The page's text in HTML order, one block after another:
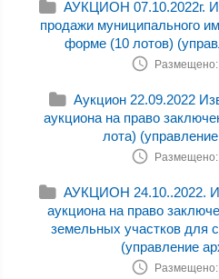
АУКЦИОН 07.10.2022г.
продажи муниципального
форме (10 лотов)
Размещено:
Аукцион 22.09.2022
аукциона на право
лота)
Размещено:
АУКЦИОН 24.10..2022.
аукциона на право
земельных участков для
(управление
Размещено: